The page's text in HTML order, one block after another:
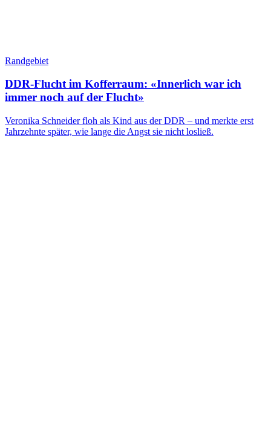
Randgebiet
DDR-Flucht im Kofferraum: «Innerlich war ich
immer noch auf der Flucht»
Veronika Schneider floh als Kind aus der DDR – und merkte erst
Jahrzehnte später, wie lange die Angst sie nicht losließ.